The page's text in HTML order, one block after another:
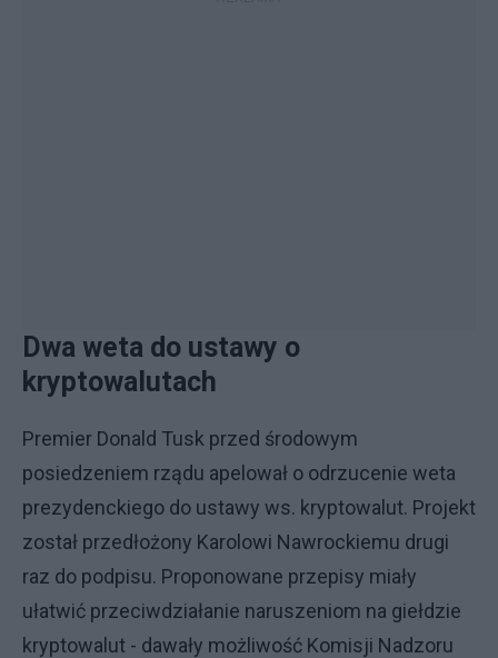
Dwa weta do ustawy o
kryptowalutach
Premier Donald Tusk przed środowym
posiedzeniem rządu apelował o odrzucenie weta
prezydenckiego do ustawy ws. kryptowalut. Projekt
został przedłożony Karolowi Nawrockiemu drugi
raz do podpisu. Proponowane przepisy miały
ułatwić przeciwdziałanie naruszeniom na giełdzie
kryptowalut - dawały możliwość Komisji Nadzoru